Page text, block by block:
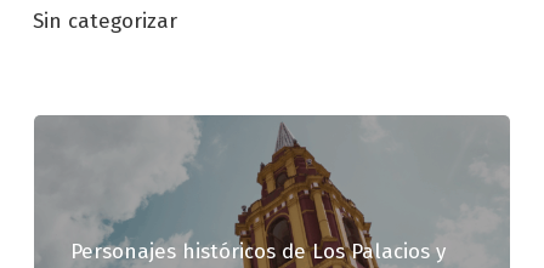
Sin categorizar
Personajes históricos de Los Palacios y